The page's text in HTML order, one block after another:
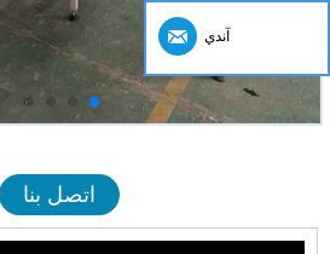
اتصل بنا
آندي